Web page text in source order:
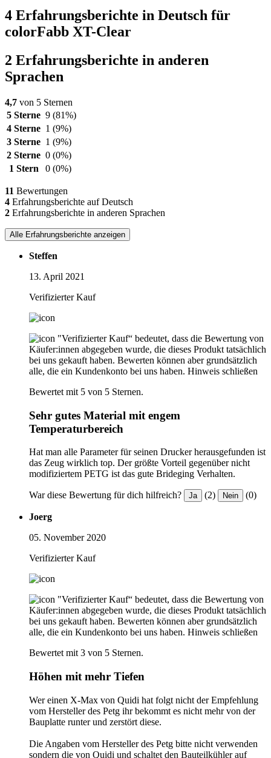
4 Erfahrungsberichte in Deutsch für
colorFabb XT-Clear
2 Erfahrungsberichte in anderen
Sprachen
4,7 von 5 Sternen
5 Sterne 9 (81%)
4 Sterne 1 (9%)
3 Sterne 1 (9%)
2 Sterne 0 (0%)
1 Stern
0 (0%)
11 Bewertungen
4 Erfahrungsberichte auf Deutsch
2 Erfahrungsberichte in anderen Sprachen
Alle Erfahrungsberichte anzeigen
Steffen
13. April 2021
Verifizierter Kauf
"Verifizierter Kauf“ bedeutet, dass die Bewertung von
Käufer:innen abgegeben wurde, die dieses Produkt tatsächlich
bei uns gekauft haben. Bewerten können aber grundsätzlich
alle, die ein Kundenkonto bei uns haben. Hinweis schließen
Bewertet mit 5 von 5 Sternen.
Sehr gutes Material mit engem
Temperaturbereich
Hat man alle Parameter für seinen Drucker herausgefunden ist
das Zeug wirklich top. Der größte Vorteil gegenüber nicht
modifiziertem PETG ist das gute Brideging Verhalten.
War diese Bewertung für dich hilfreich? Ja (2) Nein (0)
Joerg
05. November 2020
Verifizierter Kauf
"Verifizierter Kauf“ bedeutet, dass die Bewertung von
Käufer:innen abgegeben wurde, die dieses Produkt tatsächlich
bei uns gekauft haben. Bewerten können aber grundsätzlich
alle, die ein Kundenkonto bei uns haben. Hinweis schließen
Bewertet mit 3 von 5 Sternen.
Höhen mit mehr Tiefen
Wer einen X-Max von Quidi hat folgt nicht der Empfehlung
vom Hersteller des Petg ihr bekommt es nicht mehr von der
Bauplatte runter und zerstört diese.
Die Angaben vom Hersteller des Petg bitte nicht verwenden
sondern die von Quidi und schaltet den Bauteilkühler auf